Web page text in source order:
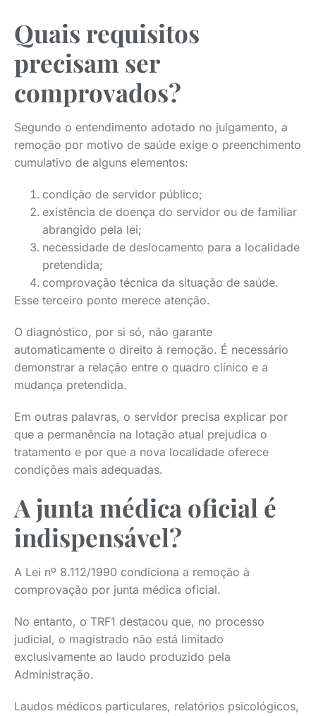
Quais requisitos
precisam ser
comprovados?
Segundo o entendimento adotado no julgamento, a
remoção por motivo de saúde exige o preenchimento
cumulativo de alguns elementos:
condição de servidor público;
existência de doença do servidor ou de familiar
abrangido pela lei;
necessidade de deslocamento para a localidade
pretendida;
comprovação técnica da situação de saúde.
Esse terceiro ponto merece atenção.
O diagnóstico, por si só, não garante
automaticamente o direito à remoção. É necessário
demonstrar a relação entre o quadro clínico e a
mudança pretendida.
Em outras palavras, o servidor precisa explicar por
que a permanência na lotação atual prejudica o
tratamento e por que a nova localidade oferece
condições mais adequadas.
A junta médica oficial é
indispensável?
A Lei nº 8.112/1990 condiciona a remoção à
comprovação por junta médica oficial.
No entanto, o TRF1 destacou que, no processo
judicial, o magistrado não está limitado
exclusivamente ao laudo produzido pela
Administração.
Laudos médicos particulares, relatórios psicológicos,